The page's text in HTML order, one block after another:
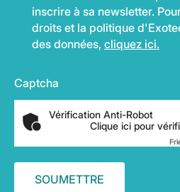
inscrire à sa newsletter.
droits et la politique
des données, cliquez ici.
Captcha
Vérification Anti-Robot
Clique ici pour